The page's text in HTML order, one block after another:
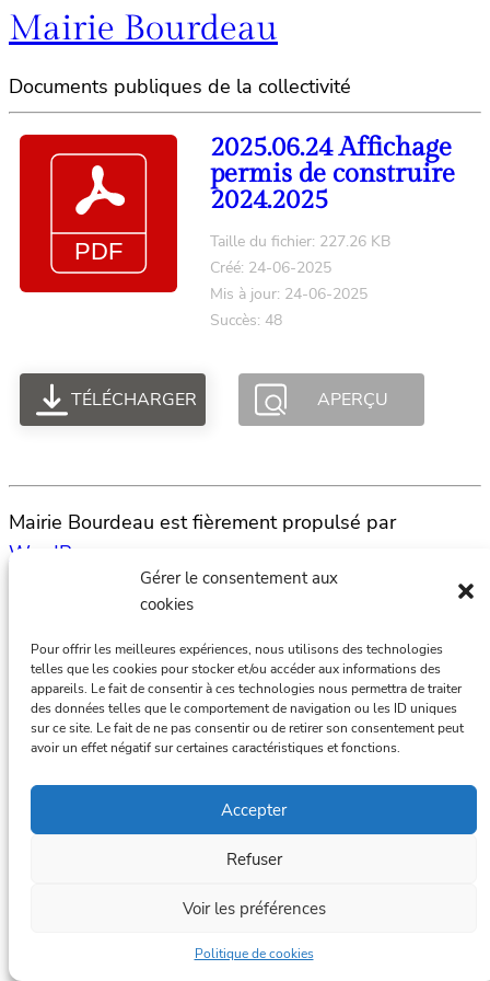
Gérer le consentement aux
cookies
Pour offrir les meilleures expériences, nous utilisons des technologies
telles que les cookies pour stocker et/ou accéder aux informations des
appareils. Le fait de consentir à ces technologies nous permettra de traiter
des données telles que le comportement de navigation ou les ID uniques
sur ce site. Le fait de ne pas consentir ou de retirer son consentement peut
avoir un effet négatif sur certaines caractéristiques et fonctions.
Accepter
Refuser
Voir les préférences
Politique de cookies
Mairie Bourdeau
Documents publiques de la collectivité
2025.06.24 Affichage
permis de construire
2024.2025
Taille du fichier: 227.26 KB
Créé: 24-06-2025
Mis à jour: 24-06-2025
Succès: 48
TÉLÉCHARGER APERÇU
Mairie Bourdeau est fièrement propulsé par
WordPress